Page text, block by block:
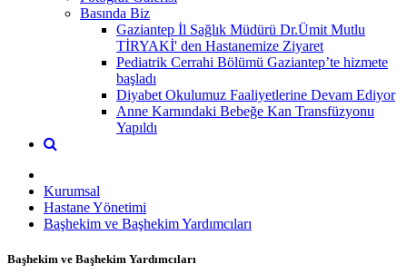
Basında Biz
Gaziantep İl Sağlık Müdürü Dr.Ümit Mutlu
TİRYAKİ' den Hastanemize Ziyaret
Pediatrik Cerrahi Bölümü Gaziantep’te hizmete
başladı
Diyabet Okulumuz Faaliyetlerine Devam Ediyor
Anne Karnındaki Bebeğe Kan Transfüzyonu
Yapıldı
Kurumsal
Hastane Yönetimi
Başhekim ve Başhekim Yardımcıları
Başhekim ve Başhekim Yardımcıları